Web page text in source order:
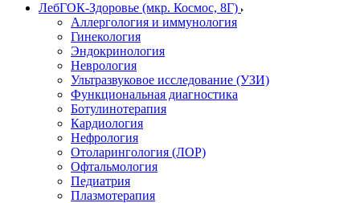
ЛебГОК-Здоровье (мкр. Космос, 8Г)
Аллергология и иммунология
Гинекология
Эндокринология
Неврология
Ультразвуковое исследование (УЗИ)
Функциональная диагностика
Ботулинотерапия
Кардиология
Нефрология
Отоларингология (ЛОР)
Офтальмология
Педиатрия
Плазмотерапия